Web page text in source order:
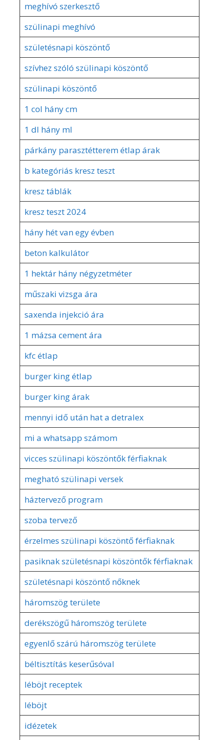
meghívó szerkesztő
szülinapi meghívó
születésnapi köszöntő
szívhez szóló szülinapi köszöntő
szülinapi köszöntő
1 col hány cm
1 dl hány ml
párkány parasztétterem étlap árak
b kategóriás kresz teszt
kresz táblák
kresz teszt 2024
hány hét van egy évben
beton kalkulátor
1 hektár hány négyzetméter
műszaki vizsga ára
saxenda injekció ára
1 mázsa cement ára
kfc étlap
burger king étlap
burger king árak
mennyi idő után hat a detralex
mi a whatsapp számom
vicces szülinapi köszöntők férfiaknak
megható szülinapi versek
háztervező program
szoba tervező
érzelmes szülinapi köszöntő férfiaknak
pasiknak születésnapi köszöntők férfiaknak
születésnapi köszöntő nőknek
háromszög területe
derékszögű háromszög területe
egyenlő szárú háromszög területe
béltisztítás keserűsóval
léböjt receptek
léböjt
idézetek